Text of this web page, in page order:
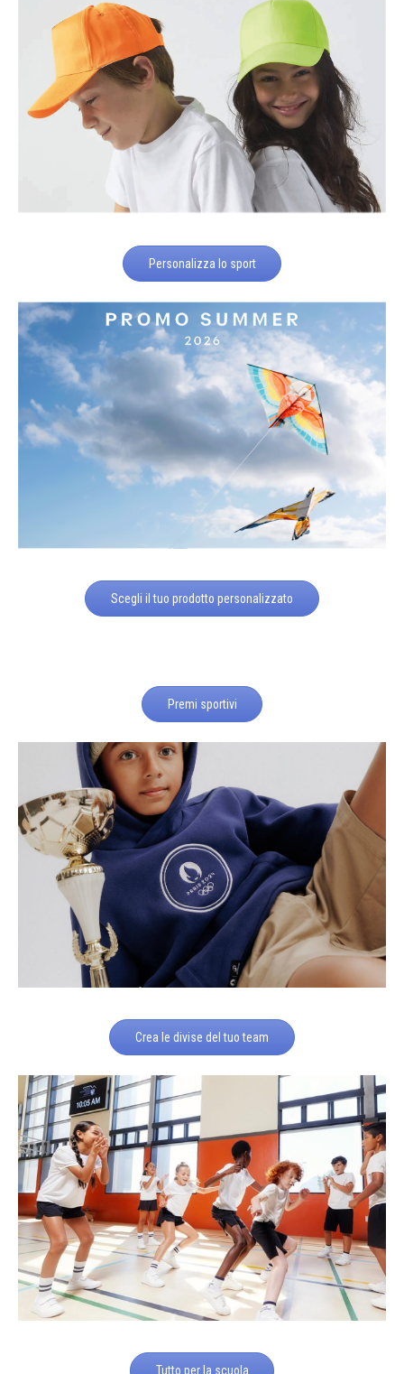
Personalizza lo sport
Scegli il tuo prodotto personalizzato
Premi sportivi
Crea le divise del tuo team
Tutto per la scuola